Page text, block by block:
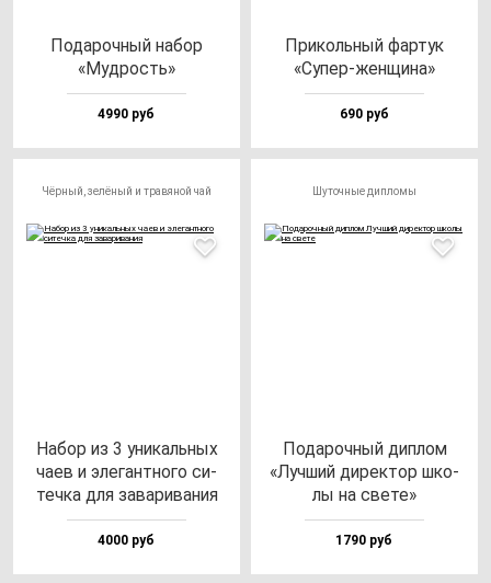
Пода­роч­ный на­бор
«Муд­рость»
4990 руб
При­коль­ный фар­тук
«Супер-жен­щи­на»
690 руб
Чёрный, зелёный и травяной чай
Набор из 3 уни­каль­ных
ча­ев и эле­ган­тно­го си­
теч­ка для за­ва­ри­ва­ния
4000 руб
Шуточные дипломы
Пода­роч­ный дип­лом
«Луч­ший ди­рек­тор шко­
лы на све­те»
1790 руб